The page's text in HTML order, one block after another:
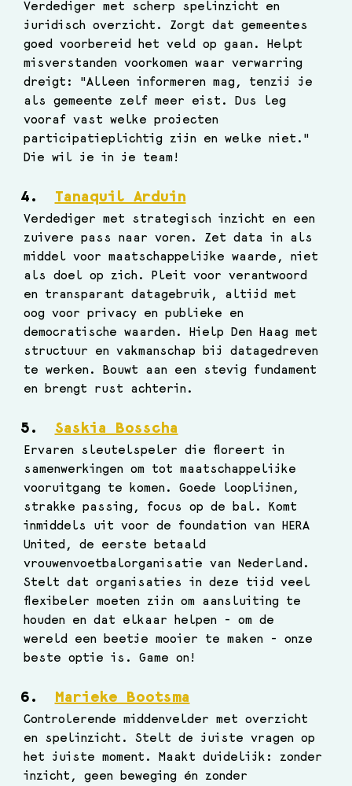
Verdediger met scherp spelinzicht en
juridisch overzicht. Zorgt dat gemeentes
goed voorbereid het veld op gaan. Helpt
misverstanden voorkomen waar verwarring
dreigt: "Alleen informeren mag, tenzij je
als gemeente zelf meer eist. Dus leg
vooraf vast welke projecten
participatieplichtig zijn en welke niet."
Die wil je in je team!
Tanaquil Arduin
Verdediger met strategisch inzicht en een
zuivere pass naar voren. Zet data in als
middel voor maatschappelijke waarde, niet
als doel op zich. Pleit voor verantwoord
en transparant datagebruik, altijd met
oog voor privacy en publieke en
democratische waarden. Hielp Den Haag met
structuur en vakmanschap bij datagedreven
te werken. Bouwt aan een stevig fundament
en brengt rust achterin.
Saskia Bosscha
Ervaren sleutelspeler die floreert in
samenwerkingen om tot maatschappelijke
vooruitgang te komen. Goede looplijnen,
strakke passing, focus op de bal. Komt
inmiddels uit voor de foundation van HERA
United, de eerste betaald
vrouwenvoetbalorganisatie van Nederland.
Stelt dat organisaties in deze tijd veel
flexibeler moeten zijn om aansluiting te
houden en dat elkaar helpen - om de
wereld een beetje mooier te maken - onze
beste optie is. Game on!
Marieke Bootsma
Controlerende middenvelder met overzicht
en spelinzicht. Stelt de juiste vragen op
het juiste moment. Maakt duidelijk: zonder
inzicht, geen beweging én zonder